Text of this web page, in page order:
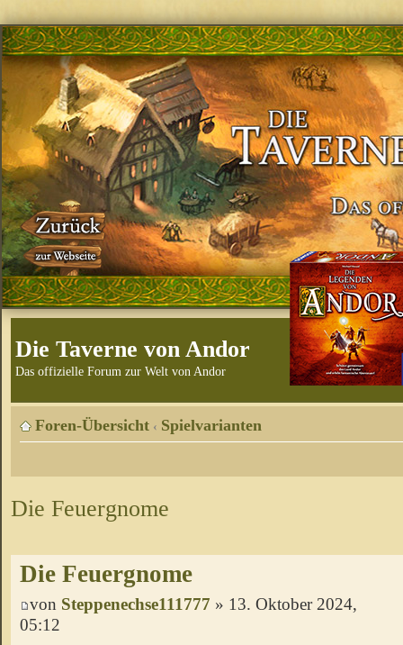
Die Taverne von Andor
Das offizielle Forum zur Welt von Andor
Foren-Übersicht ‹ Spielvarianten
Die Feuergnome
Die Feuergnome
von Steppenechse111777 » 13. Oktober 2024,
05:12